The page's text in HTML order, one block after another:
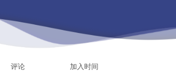
评论
加入时间